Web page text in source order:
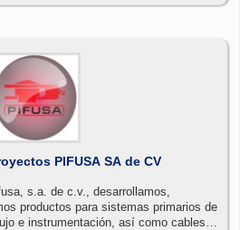
PIFUSA SA de CV
s.a. de c.v., desarrollamos,
productos para sistemas primarios de
e instrumentación, así como cables